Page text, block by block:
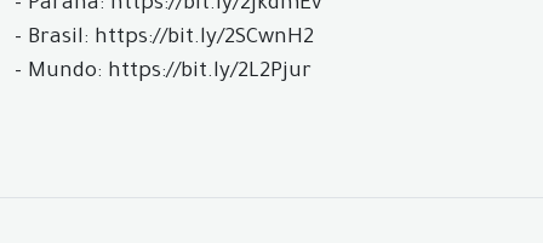
- Paraná: https://bit.ly/2JkdmEv
- Brasil: https://bit.ly/2SCwnH2
- Mundo: https://bit.ly/2L2Pjur